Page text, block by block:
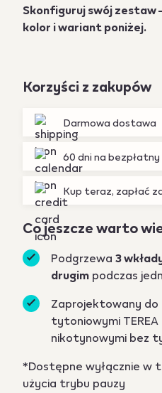
Skonfiguruj swój zestaw
kolor i wariant poniżej.
Korzyści z zakupów
Darmowa dostawa
60 dni na
Kup teraz, zapłać
Co jeszcze warto
Podgrzewa 3
drugim podczas
Zaprojektowany do
tytoniowymi TEREA
nikotynowymi bez
*Dostępne wyłącznie w
użycia trybu pauzy